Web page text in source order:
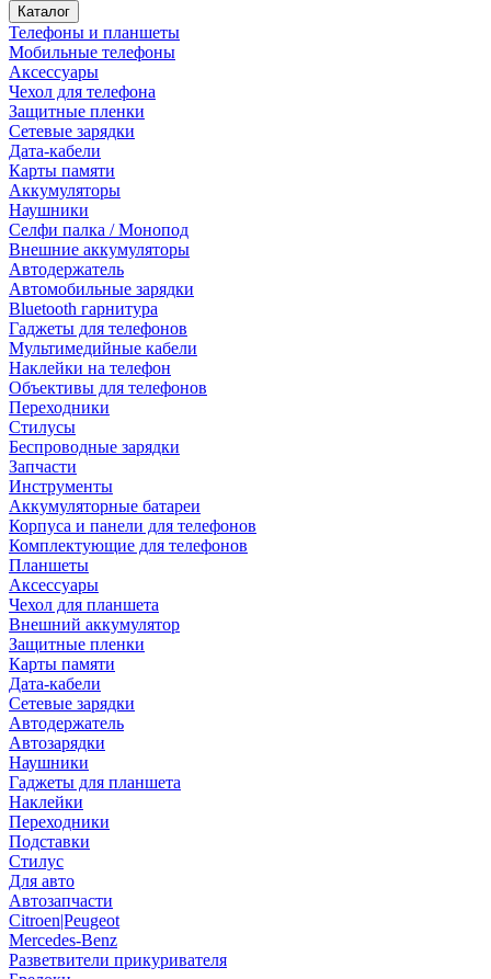
Каталог
Телефоны и планшеты
Мобильные телефоны
Аксессуары
Чехол для телефона
Защитные пленки
Сетевые зарядки
Дата-кабели
Карты памяти
Аккумуляторы
Наушники
Селфи палка / Монопод
Внешние аккумуляторы
Автодержатель
Автомобильные зарядки
Bluetooth гарнитура
Гаджеты для телефонов
Мультимедийные кабели
Наклейки на телефон
Объективы для телефонов
Переходники
Стилусы
Беспроводные зарядки
Запчасти
Инструменты
Аккумуляторные батареи
Корпуса и панели для телефонов
Комплектующие для телефонов
Планшеты
Аксессуары
Чехол для планшета
Внешний аккумулятор
Защитные пленки
Карты памяти
Дата-кабели
Сетевые зарядки
Автодержатель
Автозарядки
Наушники
Гаджеты для планшета
Наклейки
Переходники
Подставки
Стилус
Для авто
Автозапчасти
Citroen|Peugeot
Mercedes-Benz
Разветвители прикуривателя